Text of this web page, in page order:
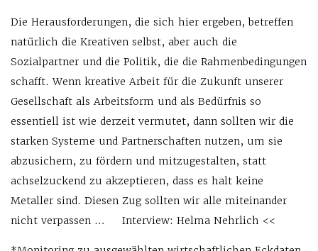
Die Herausforderungen, die sich hier ergeben, betreffen
natürlich die Kreativen selbst, aber auch die
Sozialpartner und die Politik, die die Rahmenbedingungen
schafft. Wenn kreative Arbeit für die Zukunft unserer
Gesellschaft als Arbeitsform und als Bedürfnis so
essentiell ist wie derzeit vermutet, dann sollten wir die
starken Systeme und Partnerschaften nutzen, um sie
abzusichern, zu fördern und mitzugestalten, statt
achselzuckend zu akzeptieren, dass es halt keine
Metaller sind. Diesen Zug sollten wir alle miteinander
nicht verpassen … Interview: Helma Nehrlich <<